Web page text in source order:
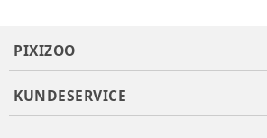
PIXIZOO
KUNDESERVICE